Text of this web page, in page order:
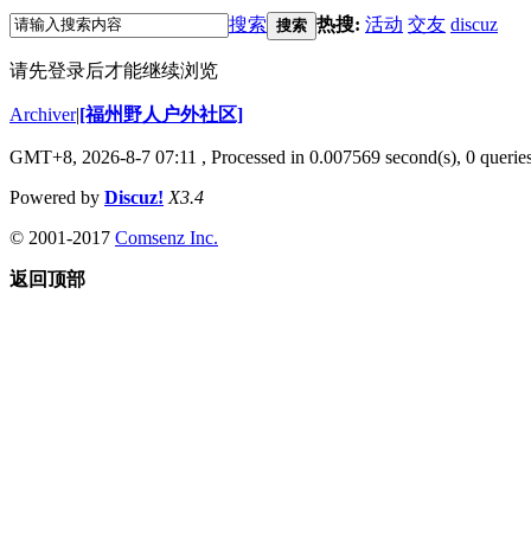
搜索 搜索 热搜: 活动 交友 discuz
请先登录后才能继续浏览
Archiver|[福州野人户外社区]
GMT+8, 2026-8-7 07:11 , Processed in 0.007569 second(s), 0
Powered by Discuz! X3.4
© 2001-2017 Comsenz Inc.
返回顶部